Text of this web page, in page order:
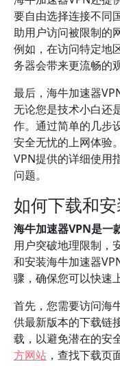
要自由选择连接不同
助用户访问被限制的
例如，在访问特定地
务器会带来更流畅的
最后，海牛加速器
无论您是技术小白还
作。通过简单的几步
安全无忧的上网体验
VPN提供的详细使用
问题。
如何下载和
海牛加速器VPN是一
用户突破地理限制，
和安装海牛加速器
骤，确保您可以快速上
首先，您需要访问海
供最新版本的下载链
载，以避免潜在的安
方网站 ，查找下载页面